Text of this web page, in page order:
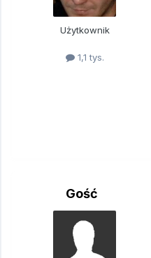
Użytkownik
1,1 tys.
Gość